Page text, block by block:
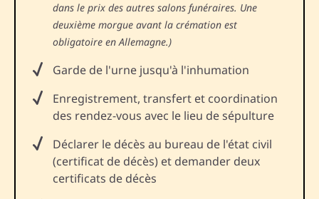
dans le prix des autres salons funéraires. Une
deuxième morgue avant la crémation est
obligatoire en Allemagne.)
Garde de l'urne jusqu'à l'inhumation
Enregistrement, transfert et coordination
des rendez-vous avec le lieu de sépulture
Déclarer le décès au bureau de l'état civil
(certificat de décès) et demander deux
certificats de décès